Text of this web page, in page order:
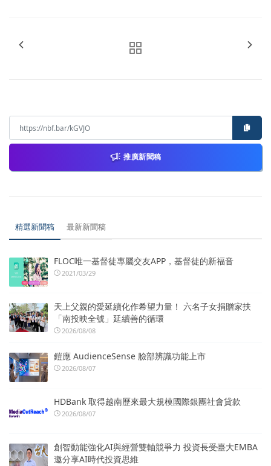
推廣新聞稿
精選新聞稿 最新新聞稿
FLOC唯一基督徒專屬交友APP，基督徒的新福音
2021/03/29
天上父親的愛延續化作希望力量！ 六名子女捐贈家扶
「南投映全號」延續善的循環
2026/08/08
鎧應 AudienceSense 臉部辨識功能上市
2026/08/07
HDBank 取得越南歷來最大規模國際銀團社會貸款
2026/08/07
創智動能強化AI與經營雙軸競爭力 投資長受臺大EMBA
邀分享AI時代投資思維